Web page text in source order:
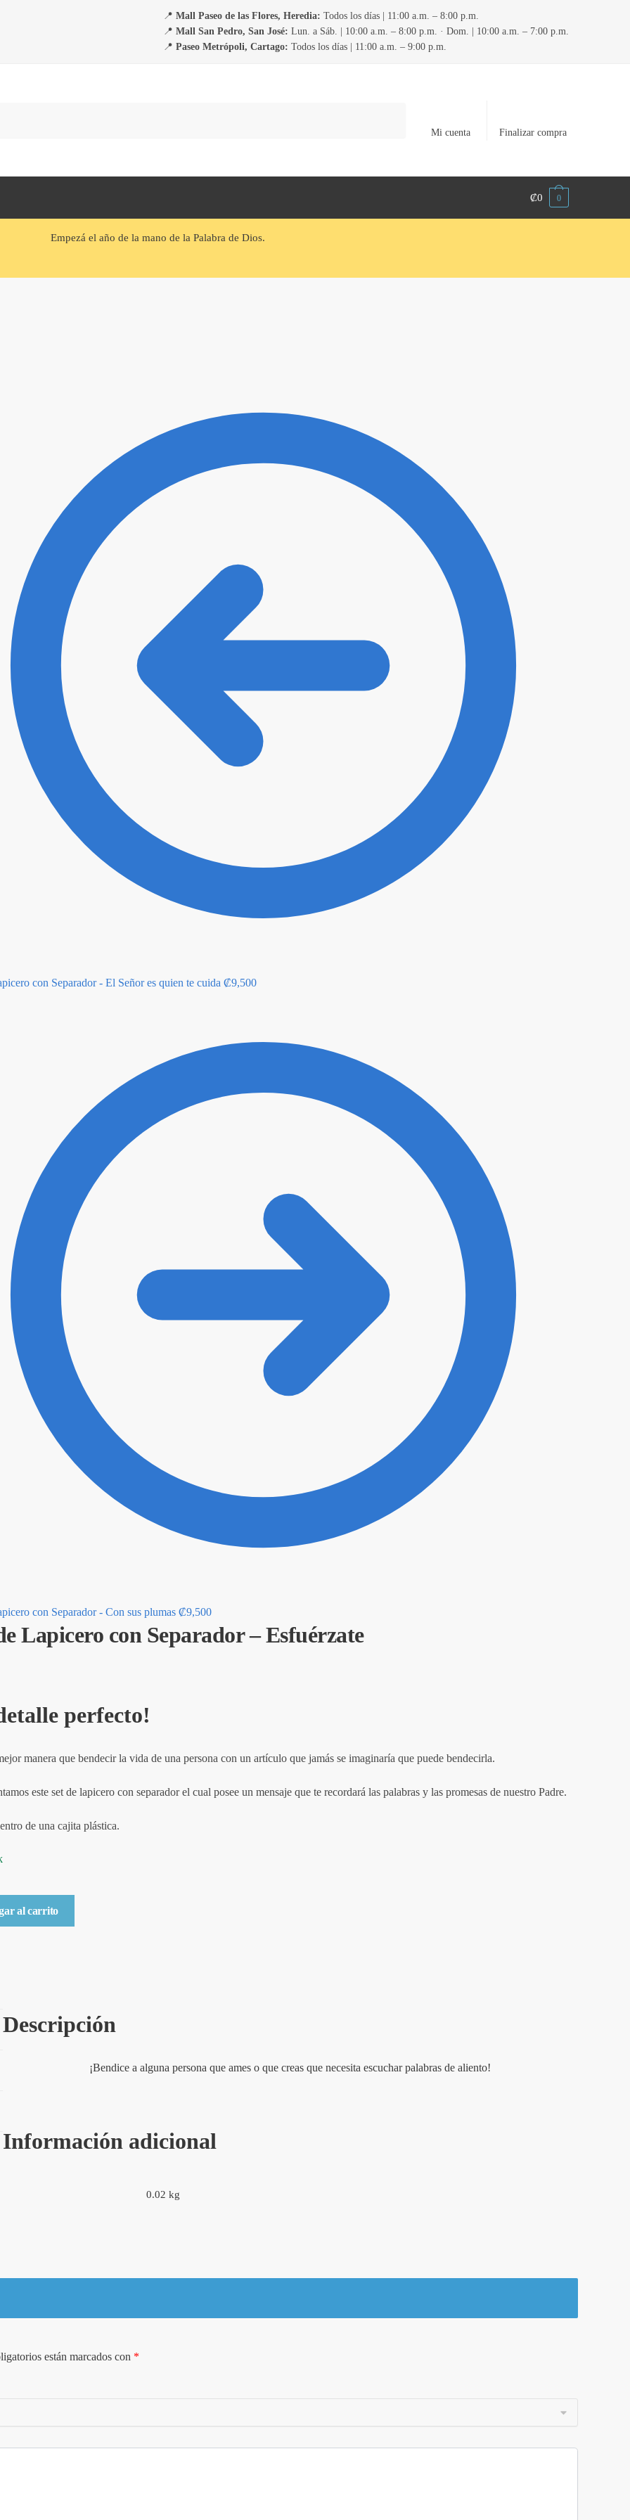
📍 Mall Paseo de las Flores, Heredia: Todos los días | 11:00 a.m. – 8:00 p.m.
📍 Mall San Pedro, San José: Lun. a Sáb. | 10:00 a.m. – 8:00 p.m. · Dom. | 10:00 a.m. – 7:00 p.m.
📍 Paseo Metrópoli, Cartago: Todos los días | 11:00 a.m. – 9:00 p.m.
Mi cuenta Finalizar compra
₡0 0
Empezá el año de la mano de la Palabra de Dios.
con Separador - El Señor es quien te cuida ₡9,500
con Separador - Con sus plumas ₡9,500
Lapicero con Separador – Esfuérzate
perfecto!
manera que bendecir la vida de una persona con un artículo que jamás se imaginaría que puede bendecirla.
este set de lapicero con separador el cual posee un mensaje que te recordará las palabras y las promesas de nuestro Padre.
de una cajita plástica.
al carrito
Descripción
¡Bendice a alguna persona que ames o que creas que necesita escuchar palabras de aliento!
Información adicional
0.02 kg
están marcados con *